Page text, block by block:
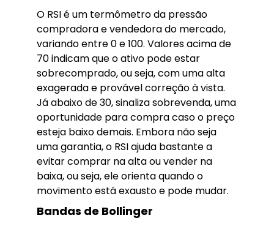
O RSI é um termômetro da pressão
compradora e vendedora do mercado,
variando entre 0 e 100. Valores acima de
70 indicam que o ativo pode estar
sobrecomprado, ou seja, com uma alta
exagerada e provável correção à vista.
Já abaixo de 30, sinaliza sobrevenda, uma
oportunidade para compra caso o preço
esteja baixo demais. Embora não seja
uma garantia, o RSI ajuda bastante a
evitar comprar na alta ou vender na
baixa, ou seja, ele orienta quando o
movimento está exausto e pode mudar.
Bandas de Bollinger